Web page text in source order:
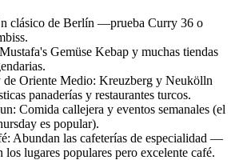
clásico de Berlín —prueba Curry 36 o
Gemüse Kebap y muchas tiendas
de Oriente Medio: Kreuzberg y Neukölln
panaderías y restaurantes turcos.
Comida callejera y eventos semanales (el
es popular).
Abundan las cafeterías de especialidad —
los lugares populares pero excelente café.